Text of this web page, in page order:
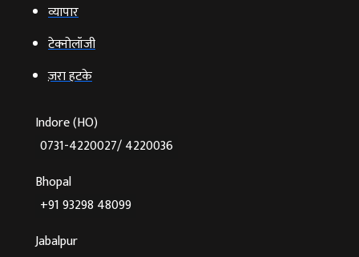
व्‍यापार
टेक्‍नोलॉजी
ज़रा हटके
Indore (HO)
0731-4220027/ 4220036
Bhopal
+91 93298 48099
Jabalpur